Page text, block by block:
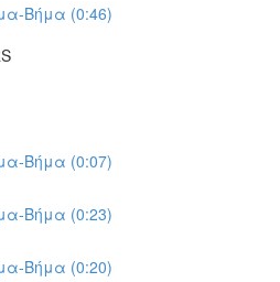
Βήμα (0:46)
Βήμα (0:07)
Βήμα (0:23)
Βήμα (0:20)